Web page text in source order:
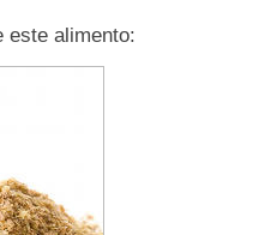
este alimento: